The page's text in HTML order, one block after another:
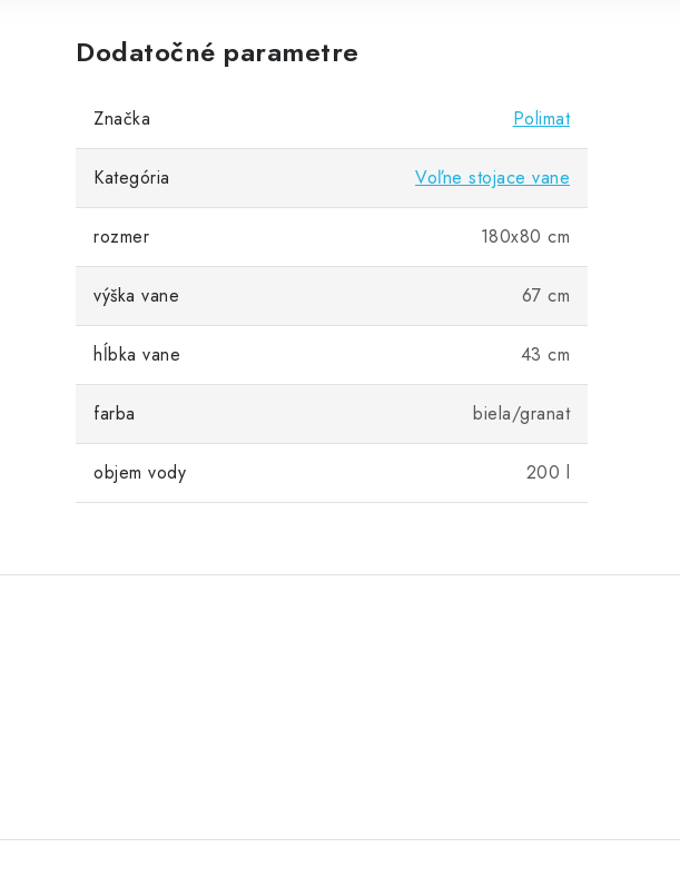
Dodatočné parametre
Značka Polimat
Kategória Voľne stojace vane
rozmer 180x80 cm
výška vane 67 cm
hĺbka vane 43 cm
farba biela/granat
objem vody 200 l